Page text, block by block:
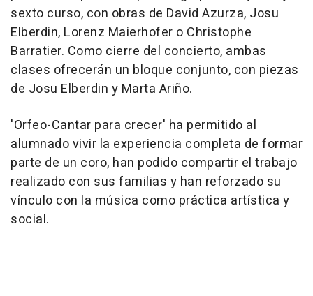
sexto curso, con obras de David Azurza, Josu
Elberdin, Lorenz Maierhofer o Christophe
Barratier. Como cierre del concierto, ambas
clases ofrecerán un bloque conjunto, con piezas
de Josu Elberdin y Marta Ariño.
'Orfeo-Cantar para crecer' ha permitido al
alumnado vivir la experiencia completa de formar
parte de un coro, han podido compartir el trabajo
realizado con sus familias y han reforzado su
vínculo con la música como práctica artística y
social.